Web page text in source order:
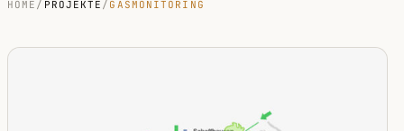
HOME / PROJEKTE / GASMONITORING